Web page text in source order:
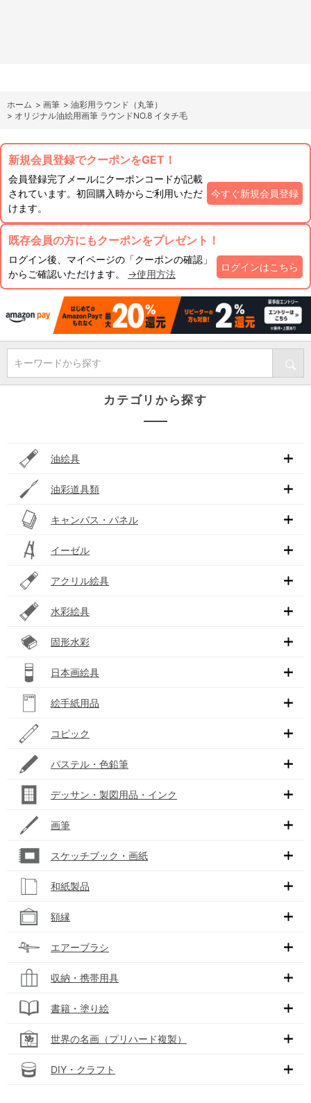
ホーム > 画筆 > 油彩用ラウンド（丸筆）
> オリジナル油絵用画筆 ラウンドNO.8 イタチ毛
新規会員登録でクーポンをGET！
会員登録完了メールにクーポンコードが記載
されています。初回購入時からご利用いただ
けます。
今すぐ新規会員登録
既存会員の方にもクーポンをプレゼント！
ログイン後、マイページの「クーポンの確認」
からご確認いただけます。 →使用方法
ログインはこちら
キーワードから探す
カテゴリから探す
油絵具
油彩道具類
キャンバス・パネル
イーゼル
アクリル絵具
水彩絵具
固形水彩
日本画絵具
絵手紙用品
コピック
パステル・色鉛筆
デッサン・製図用品・インク
画筆
スケッチブック・画紙
和紙製品
額縁
エアーブラシ
収納・携帯用具
書籍・塗り絵
世界の名画（プリハード複製）
DIY・クラフト